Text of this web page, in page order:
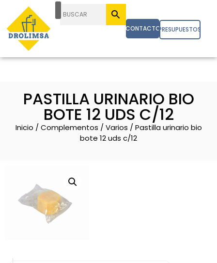
CONTACTOPRESUPUESTOS
PASTILLA URINARIO BIO
BOTE 12 UDS C/12
Inicio / Complementos / Varios / Pastilla urinario bio
bote 12 uds c/12